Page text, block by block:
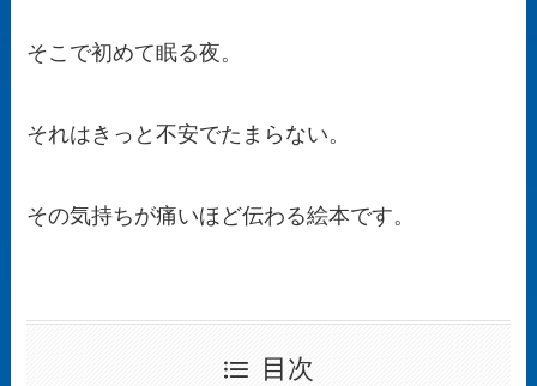
そこで初めて眠る夜。
それはきっと不安でたまらない。
その気持ちが痛いほど伝わる絵本です。
目次